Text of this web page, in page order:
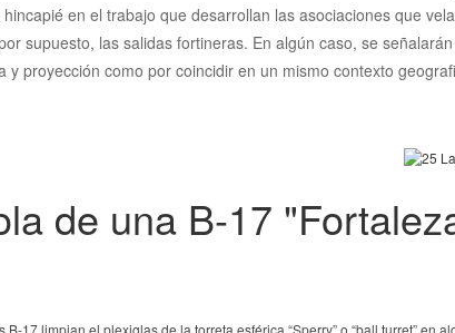
en el trabajo que desarrollan las asociaciones que
supuesto, las salidas fortineras. En algún caso, se
proyección como por coincidir en un mismo contexto
de una B-17
17 limpian el plexiglas de la torreta esférica “Sperry” o “ball turret” en